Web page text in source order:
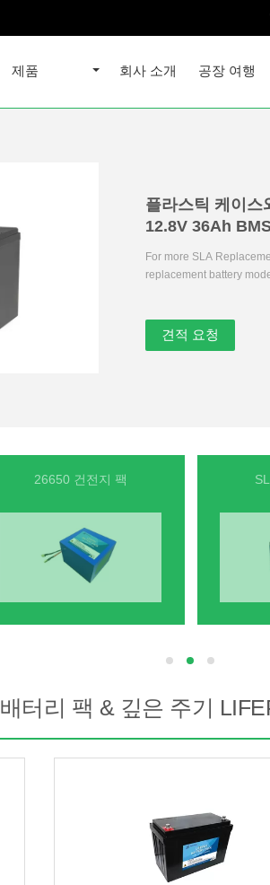
제품 회사 소개 공장 여행
플라스틱 케이스
12.8V 36Ah
For more SLA
replacement battery
26650 건전지 팩
hd hd hd
배터리 팩 & 깊은 주기